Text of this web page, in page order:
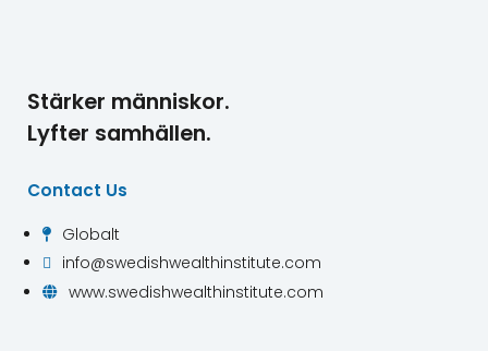
Stärker människor.
Lyfter samhällen.
Contact Us
 Globalt
 info@swedishwealthinstitute.com
 www.swedishwealthinstitute.com